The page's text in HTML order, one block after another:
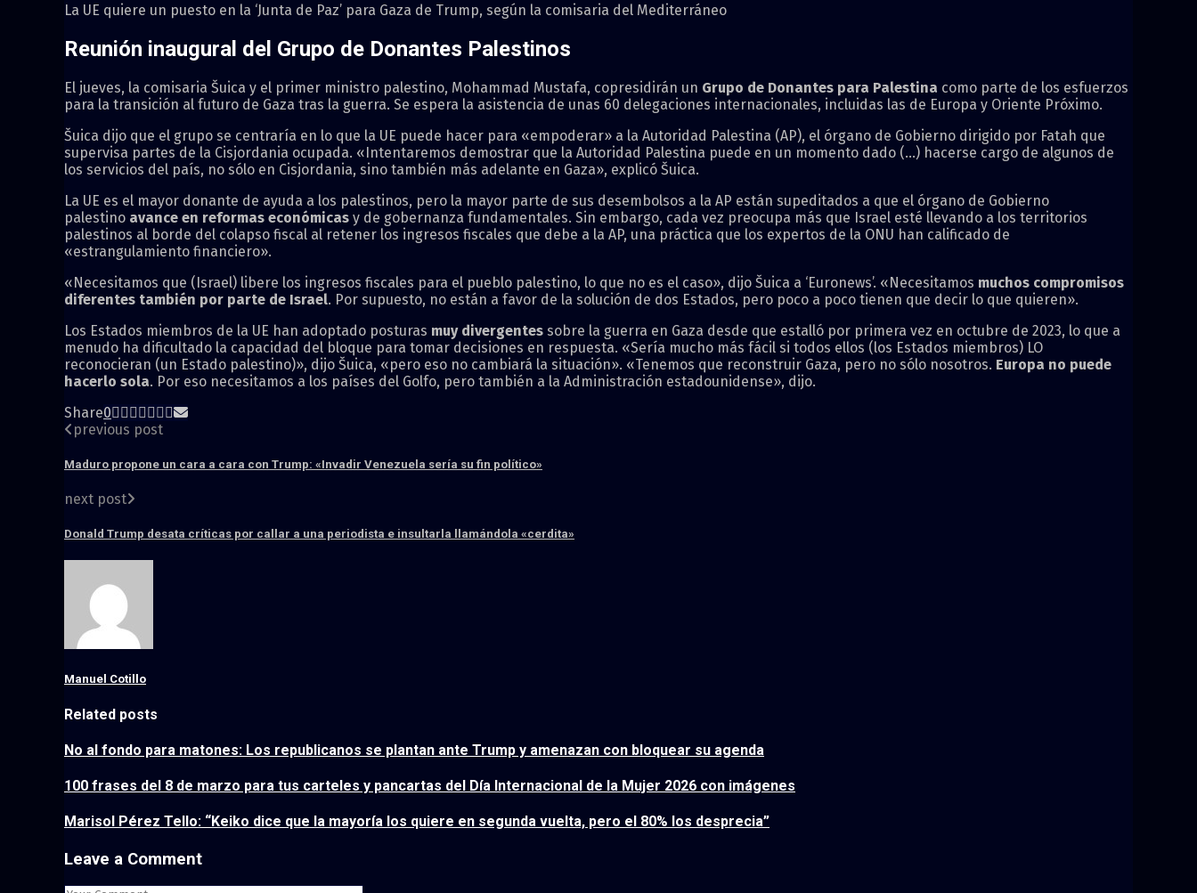
La UE quiere un puesto en la ‘Junta de Paz’ para Gaza de Trump, según la comisaria del Mediterráneo
Reunión inaugural del Grupo de Donantes Palestinos
El jueves, la comisaria Šuica y el primer ministro palestino, Mohammad Mustafa, copresidirán un Grupo de Donantes para Palestina como parte de los esfuerzos
para la transición al futuro de Gaza tras la guerra. Se espera la asistencia de unas 60 delegaciones internacionales, incluidas las de Europa y Oriente Próximo.
Šuica dijo que el grupo se centraría en lo que la UE puede hacer para «empoderar» a la Autoridad Palestina (AP), el órgano de Gobierno dirigido por Fatah que
supervisa partes de la Cisjordania ocupada. «Intentaremos demostrar que la Autoridad Palestina puede en un momento dado (…) hacerse cargo de algunos de
los servicios del país, no sólo en Cisjordania, sino también más adelante en Gaza», explicó Šuica.
La UE es el mayor donante de ayuda a los palestinos, pero la mayor parte de sus desembolsos a la AP están supeditados a que el órgano de Gobierno
palestino avance en reformas económicas y de gobernanza fundamentales. Sin embargo, cada vez preocupa más que Israel esté llevando a los territorios
palestinos al borde del colapso fiscal al retener los ingresos fiscales que debe a la AP, una práctica que los expertos de la ONU han calificado de
«estrangulamiento financiero».
«Necesitamos que (Israel) libere los ingresos fiscales para el pueblo palestino, lo que no es el caso», dijo Šuica a ‘Euronews’. «Necesitamos muchos compromisos
diferentes también por parte de Israel. Por supuesto, no están a favor de la solución de dos Estados, pero poco a poco tienen que decir lo que quieren».
Los Estados miembros de la UE han adoptado posturas muy divergentes sobre la guerra en Gaza desde que estalló por primera vez en octubre de 2023, lo que a
menudo ha dificultado la capacidad del bloque para tomar decisiones en respuesta. «Sería mucho más fácil si todos ellos (los Estados miembros) LO
reconocieran (un Estado palestino)», dijo Šuica, «pero eso no cambiará la situación». «Tenemos que reconstruir Gaza, pero no sólo nosotros. Europa no puede
hacerlo sola. Por eso necesitamos a los países del Golfo, pero también a la Administración estadounidense», dijo.
Share0
previous post
Maduro propone un cara a cara con Trump: «Invadir Venezuela sería su fin político»
next post
Donald Trump desata críticas por callar a una periodista e insultarla llamándola «cerdita»
Manuel Cotillo
Related posts
No al fondo para matones: Los republicanos se plantan ante Trump y amenazan con bloquear su agenda
100 frases del 8 de marzo para tus carteles y pancartas del Día Internacional de la Mujer 2026 con imágenes
Marisol Pérez Tello: “Keiko dice que la mayoría los quiere en segunda vuelta, pero el 80% los desprecia”
Leave a Comment